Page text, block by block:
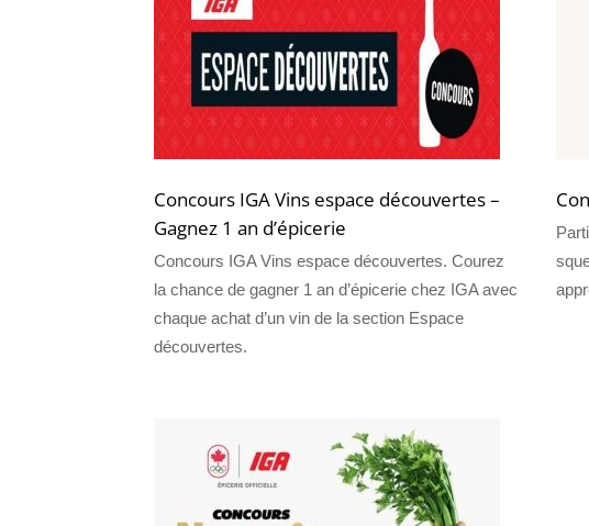
Concours IGA Vins espace découvertes –
Gagnez 1 an d’épicerie
Concours IGA Vins espace découvertes. Courez
la chance de gagner 1 an d’épicerie chez IGA avec
chaque achat d’un vin de la section Espace
découvertes.